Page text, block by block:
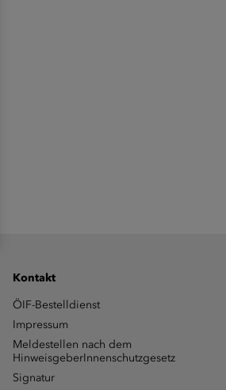
Kontakt
ÖIF-Bestelldienst
Impressum
Meldestellen nach dem
HinweisgeberInnenschutzgesetz
Signatur